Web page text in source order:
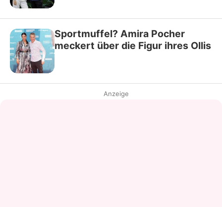
Sportmuffel? Amira Pocher
meckert über die Figur ihres Ollis
Anzeige